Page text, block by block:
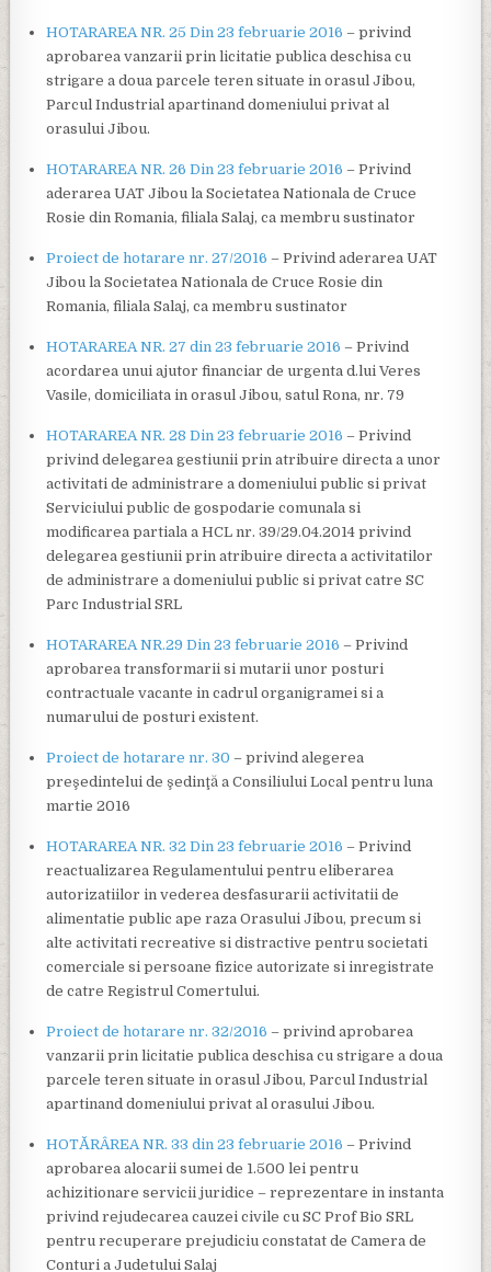
HOTARAREA NR. 25 Din 23 februarie 2016 – privind
aprobarea vanzarii prin licitatie publica deschisa cu
strigare a doua parcele teren situate in orasul Jibou,
Parcul Industrial apartinand domeniului privat al
orasului Jibou.
HOTARAREA NR. 26 Din 23 februarie 2016 – Privind
aderarea UAT Jibou la Societatea Nationala de Cruce
Rosie din Romania, filiala Salaj, ca membru sustinator
Proiect de hotarare nr. 27/2016 – Privind aderarea UAT
Jibou la Societatea Nationala de Cruce Rosie din
Romania, filiala Salaj, ca membru sustinator
HOTARAREA NR. 27 din 23 februarie 2016 – Privind
acordarea unui ajutor financiar de urgenta d.lui Veres
Vasile, domiciliata in orasul Jibou, satul Rona, nr. 79
HOTARAREA NR. 28 Din 23 februarie 2016 – Privind
privind delegarea gestiunii prin atribuire directa a unor
activitati de administrare a domeniului public si privat
Serviciului public de gospodarie comunala si
modificarea partiala a HCL nr. 39/29.04.2014 privind
delegarea gestiunii prin atribuire directa a activitatilor
de administrare a domeniului public si privat catre SC
Parc Industrial SRL
HOTARAREA NR.29 Din 23 februarie 2016 – Privind
aprobarea transformarii si mutarii unor posturi
contractuale vacante in cadrul organigramei si a
numarului de posturi existent.
Proiect de hotarare nr. 30 – privind alegerea
preşedintelui de şedinţă a Consiliului Local pentru luna
martie 2016
HOTARAREA NR. 32 Din 23 februarie 2016 – Privind
reactualizarea Regulamentului pentru eliberarea
autorizatiilor in vederea desfasurarii activitatii de
alimentatie public ape raza Orasului Jibou, precum si
alte activitati recreative si distractive pentru societati
comerciale si persoane fizice autorizate si inregistrate
de catre Registrul Comertului.
Proiect de hotarare nr. 32/2016 – privind aprobarea
vanzarii prin licitatie publica deschisa cu strigare a doua
parcele teren situate in orasul Jibou, Parcul Industrial
apartinand domeniului privat al orasului Jibou.
HOTĂRÂREA NR. 33 din 23 februarie 2016 – Privind
aprobarea alocarii sumei de 1.500 lei pentru
achizitionare servicii juridice – reprezentare in instanta
privind rejudecarea cauzei civile cu SC Prof Bio SRL
pentru recuperare prejudiciu constatat de Camera de
Conturi a Judetului Salaj